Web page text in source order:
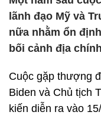
lãnh đạo Mỹ và
nữa nhằm ổn
bối cảnh địa
Cuộc gặp thượng
Biden và Chủ tịch
kiến diễn ra vào